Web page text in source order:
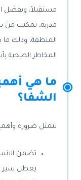
مستقبلاً، وبفضل
مدربة، تمكنت
المنطقة، وذلك
المخاطر الصحية
ما هي
الشفا؟
تتمثل ضرورة
تضمن
يعطل سير